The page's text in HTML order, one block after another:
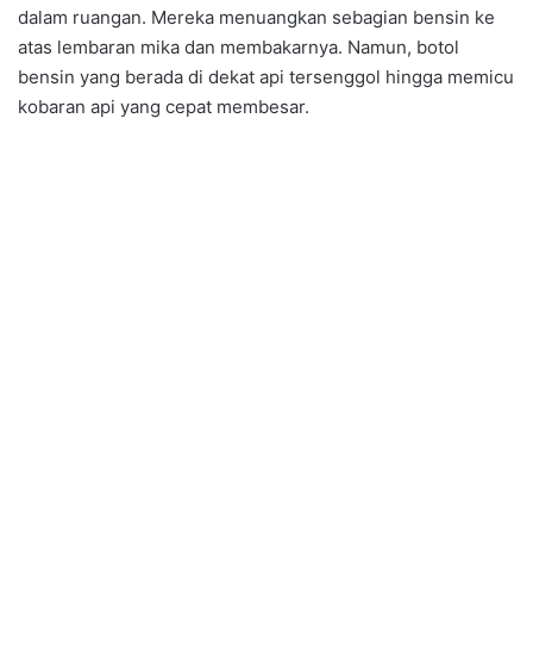
dalam ruangan. Mereka menuangkan sebagian bensin ke
atas lembaran mika dan membakarnya. Namun, botol
bensin yang berada di dekat api tersenggol hingga memicu
kobaran api yang cepat membesar.